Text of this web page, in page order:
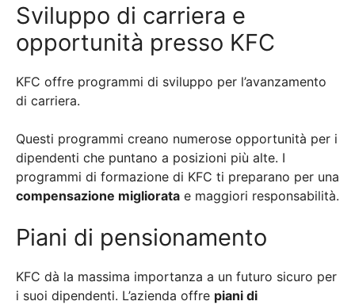
Sviluppo di carriera e
opportunità presso KFC
KFC offre programmi di sviluppo per l’avanzamento
di carriera.
Questi programmi creano numerose opportunità per i
dipendenti che puntano a posizioni più alte. I
programmi di formazione di KFC ti preparano per una
compensazione migliorata e maggiori responsabilità.
Piani di pensionamento
KFC dà la massima importanza a un futuro sicuro per
i suoi dipendenti. L’azienda offre piani di